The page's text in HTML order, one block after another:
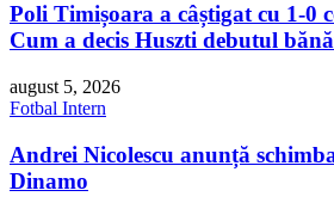
Poli Timișoara a câștigat cu 1-0
Cum a decis Huszti debutul
august 5, 2026
Fotbal Intern
Andrei Nicolescu anunță
Dinamo